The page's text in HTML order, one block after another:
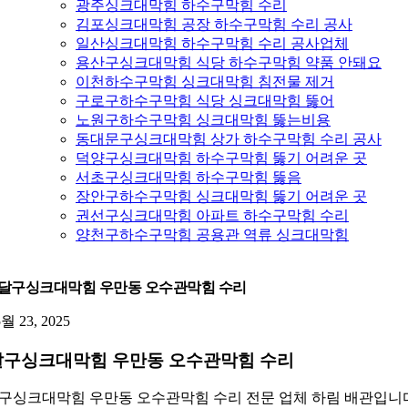
광주싱크대막힘 하수구막힘 수리
김포싱크대막힘 공장 하수구막힘 수리 공사
일산싱크대막힘 하수구막힘 수리 공사업체
용산구싱크대막힘 식당 하수구막힘 약품 안돼요
이천하수구막힘 싱크대막힘 침전물 제거
구로구하수구막힘 식당 싱크대막힘 뚫어
노원구하수구막힘 싱크대막힘 뚫는비용
동대문구싱크대막힘 상가 하수구막힘 수리 공사
덕양구싱크대막힘 하수구막힘 뚫기 어려운 곳
서초구싱크대막힘 하수구막힘 뚫음
장안구하수구막힘 싱크대막힘 뚫기 어려운 곳
권선구싱크대막힘 아파트 하수구막힘 수리
양천구하수구막힘 공용관 역류 싱크대막힘
구싱크대막힘 우만동 오수관막힘 수리
23, 2025
싱크대막힘 우만동 오수관막힘 수리
싱크대막힘 우만동 오수관막힘 수리 전문 업체 하림 배관입니